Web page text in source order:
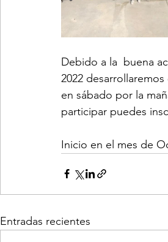
Debido a la  buena
2022
en sábado por la
participar puedes
Inicio en el mes de
Entradas recientes